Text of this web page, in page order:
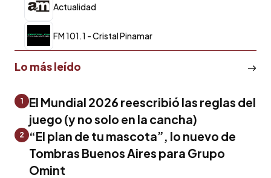
Actualidad
FM 101.1 - Cristal Pinamar
Lo más leído
1
El Mundial 2026 reescribió las reglas del
juego (y no solo en la cancha)
2
“El plan de tu mascota”, lo nuevo de
Tombras Buenos Aires para Grupo
Omint